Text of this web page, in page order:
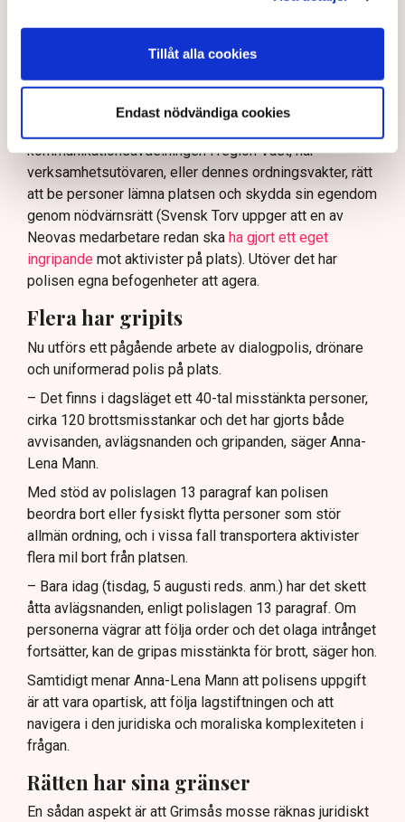
Tillåt alla cookies
Endast nödvändiga cookies
bör ge utrymme för aktivister att blockera en
tillståndsgiven verksamhet, och om inte polisen borde
ha en tydligare skyldighet att skydda privat egendom
kommunikationsavdelningen i region Väst, har
verksamhetsutövaren, eller dennes ordningsvakter, rätt
att be personer lämna platsen och skydda sin egendom
genom nödvärnsrätt (Svensk Torv uppger att en av
Neovas medarbetare redan ska ha gjort ett eget
ingripande mot aktivister på plats). Utöver det har
polisen egna befogenheter att agera.
Flera har gripits
Nu utförs ett pågående arbete av dialogpolis, drönare
och uniformerad polis på plats.
– Det finns i dagsläget ett 40-tal misstänkta personer,
cirka 120 brottsmisstankar och det har gjorts både
avvisanden, avlägsnanden och gripanden, säger Anna-
Lena Mann.
Med stöd av polislagen 13 paragraf kan polisen
beordra bort eller fysiskt flytta personer som stör
allmän ordning, och i vissa fall transportera aktivister
flera mil bort från platsen.
– Bara idag (tisdag, 5 augusti reds. anm.) har det skett
åtta avlägsnanden, enligt polislagen 13 paragraf. Om
personerna vägrar att följa order och det olaga intrånget
fortsätter, kan de gripas misstänkta för brott, säger hon.
Samtidigt menar Anna-Lena Mann att polisens uppgift
är att vara opartisk, att följa lagstiftningen och att
navigera i den juridiska och moraliska komplexiteten i
frågan.
Rätten har sina gränser
En sådan aspekt är att Grimsås mosse räknas juridiskt